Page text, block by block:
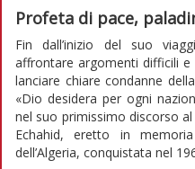
Profeta di pace,
Fin dall’inizio del suo
affrontare argomenti difficili
lanciare chiare condanne
«Dio desidera per ogni
nel suo primissimo discorso
Echahid, eretto in
dell’Algeria, conquistata nel